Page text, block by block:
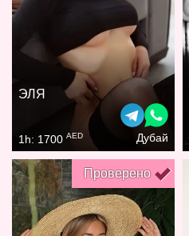
ЭЛЯ
1h: 1700 AED Дубай
Проверено